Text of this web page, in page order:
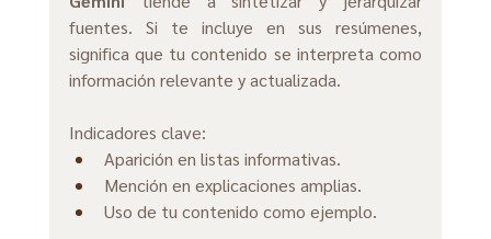
fuentes. Si te incluye en sus resúmenes,
significa que tu contenido se interpreta como
información relevante y actualizada.
Indicadores clave:
Aparición en listas informativas.
Mención en explicaciones amplias.
Uso de tu contenido como ejemplo.